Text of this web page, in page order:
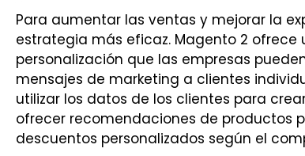
Para aumentar las ventas y mejorar la
estrategia más eficaz. Magento 2
personalización que las empresas
mensajes de marketing a clientes
utilizar los datos de los clientes para
ofrecer recomendaciones de productos
descuentos personalizados según el